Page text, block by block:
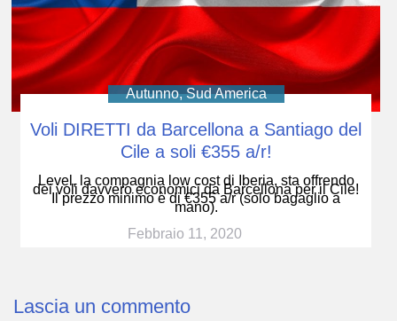
Autunno,Sud America
Voli DIRETTI da Barcellona a Santiago del
Cile a soli €355 a/r!
Level, la compagnia low cost di Iberia, sta offrendo
dei voli davvero economici da Barcellona per il Cile!
Il prezzo minimo è di €355 a/r (solo bagaglio a
mano).
Febbraio 11, 2020
Lascia un commento